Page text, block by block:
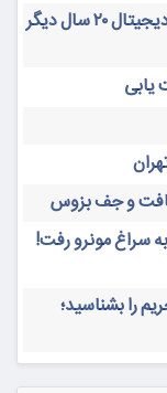
پشت پرده آینده اقتصاد جهان؛ بازار ارزهای دیجیتال ۲۰ سال دیگر
یابی
بافت و جف بزوس
سراغ مونرو رفت!
را بشناسید؛